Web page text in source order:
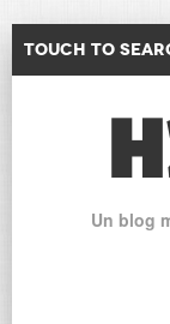
Touch to
Un blog